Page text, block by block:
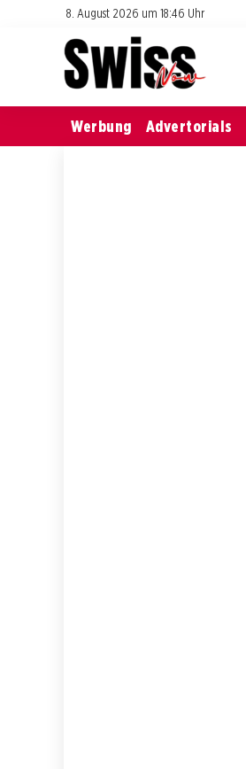
8. August 2026 um 18:46 Uhr
Werbung Advertorials